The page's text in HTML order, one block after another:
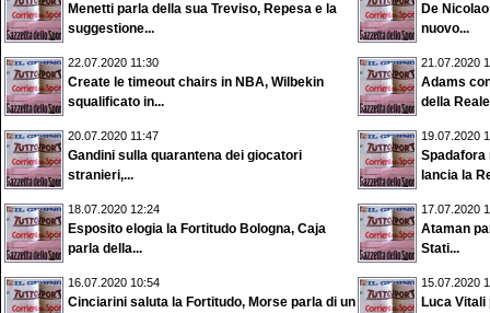
Menetti parla della sua Treviso, Repesa e la
suggestione...
De
nuovo...
22.07.2020 11:30
Create le timeout chairs in NBA, Wilbekin
squalificato in...
21.07.2020
Adams
della
20.07.2020 11:47
Gandini sulla quarantena dei giocatori
stranieri,...
19.07.2020
Spadafora
lancia la
18.07.2020 12:24
Esposito elogia la Fortitudo Bologna, Caja
parla della...
17.07.2020
Ataman
Stati...
16.07.2020 10:54
Cinciarini saluta la Fortitudo, Morse parla di un
15.07.2020
Luca